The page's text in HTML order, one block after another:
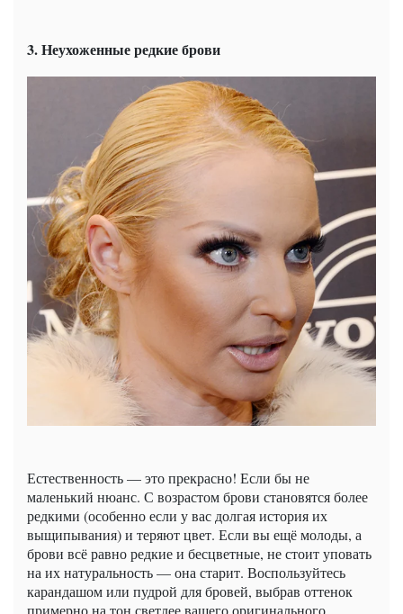
3. Неухоженные редкие брови
Естественность — это прекрасно! Если бы не
маленький нюанс. С возрастом брови становятся более
редкими (особенно если у вас долгая история их
выщипывания) и теряют цвет. Если вы ещё молоды, а
брови всё равно редкие и бесцветные, не стоит уповать
на их натуральность — она старит. Воспользуйтесь
карандашом или пудрой для бровей, выбрав оттенок
примерно на тон светлее вашего оригинального.